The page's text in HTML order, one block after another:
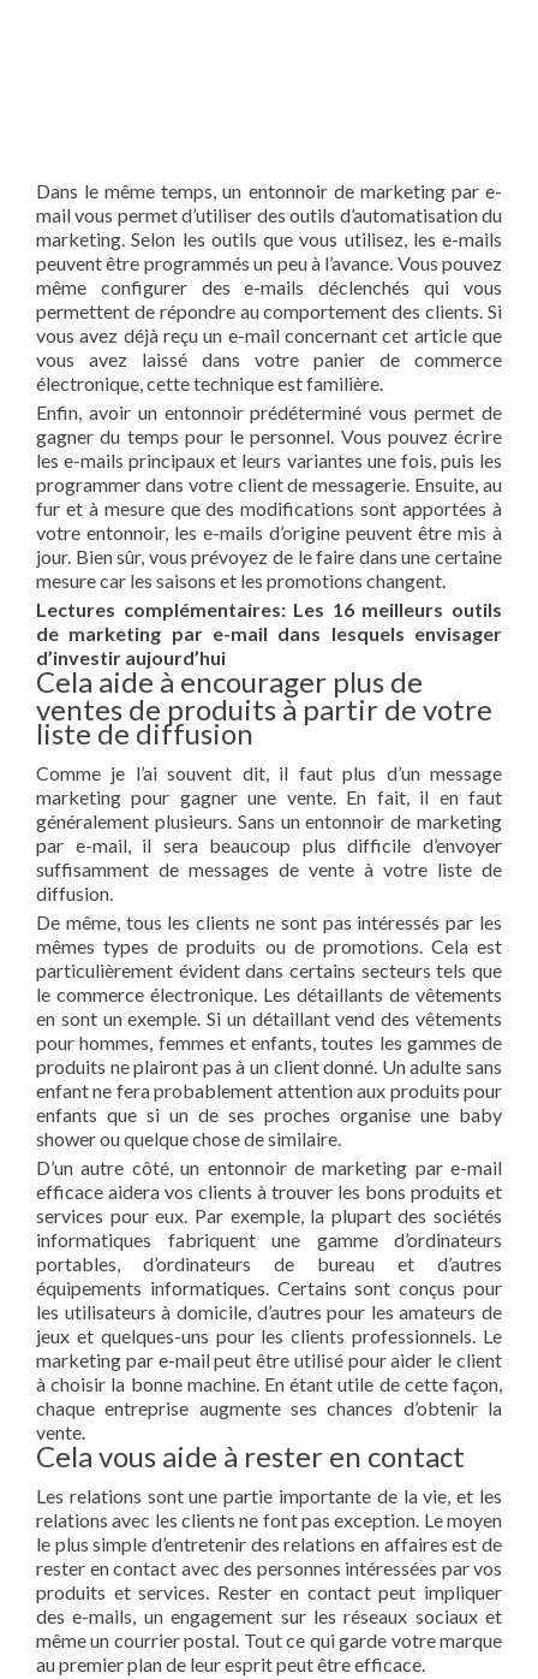
Dans le même temps, un entonnoir de marketing par e-
mail vous permet d’utiliser des outils d’automatisation du
marketing. Selon les outils que vous utilisez, les e-mails
peuvent être programmés un peu à l’avance. Vous pouvez
même configurer des e-mails déclenchés qui vous
permettent de répondre au comportement des clients. Si
vous avez déjà reçu un e-mail concernant cet article que
vous avez laissé dans votre panier de commerce
électronique, cette technique est familière.
Enfin, avoir un entonnoir prédéterminé vous permet de
gagner du temps pour le personnel. Vous pouvez écrire
les e-mails principaux et leurs variantes une fois, puis les
programmer dans votre client de messagerie. Ensuite, au
fur et à mesure que des modifications sont apportées à
votre entonnoir, les e-mails d’origine peuvent être mis à
jour. Bien sûr, vous prévoyez de le faire dans une certaine
mesure car les saisons et les promotions changent.
Lectures complémentaires: Les 16 meilleurs outils
de marketing par e-mail dans lesquels envisager
d’investir aujourd’hui
Cela aide à encourager plus de
ventes de produits à partir de votre
liste de diffusion
Comme je l’ai souvent dit, il faut plus d’un message
marketing pour gagner une vente. En fait, il en faut
généralement plusieurs. Sans un entonnoir de marketing
par e-mail, il sera beaucoup plus difficile d’envoyer
suffisamment de messages de vente à votre liste de
diffusion.
De même, tous les clients ne sont pas intéressés par les
mêmes types de produits ou de promotions. Cela est
particulièrement évident dans certains secteurs tels que
le commerce électronique. Les détaillants de vêtements
en sont un exemple. Si un détaillant vend des vêtements
pour hommes, femmes et enfants, toutes les gammes de
produits ne plairont pas à un client donné. Un adulte sans
enfant ne fera probablement attention aux produits pour
enfants que si un de ses proches organise une baby
shower ou quelque chose de similaire.
D’un autre côté, un entonnoir de marketing par e-mail
efficace aidera vos clients à trouver les bons produits et
services pour eux. Par exemple, la plupart des sociétés
informatiques fabriquent une gamme d’ordinateurs
portables, d’ordinateurs de bureau et d’autres
équipements informatiques. Certains sont conçus pour
les utilisateurs à domicile, d’autres pour les amateurs de
jeux et quelques-uns pour les clients professionnels. Le
marketing par e-mail peut être utilisé pour aider le client
à choisir la bonne machine. En étant utile de cette façon,
chaque entreprise augmente ses chances d’obtenir la
vente.
Cela vous aide à rester en contact
Les relations sont une partie importante de la vie, et les
relations avec les clients ne font pas exception. Le moyen
le plus simple d’entretenir des relations en affaires est de
rester en contact avec des personnes intéressées par vos
produits et services. Rester en contact peut impliquer
des e-mails, un engagement sur les réseaux sociaux et
même un courrier postal. Tout ce qui garde votre marque
au premier plan de leur esprit peut être efficace.